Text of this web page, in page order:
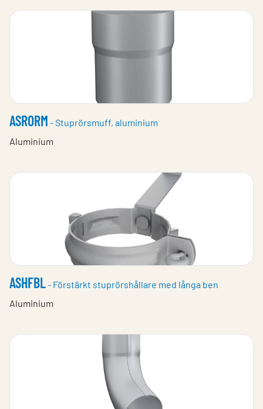
ASRORM - Stuprörsmuff, aluminium
Aluminium
ASHFBL- Förstärkt stuprörshållare med långa ben
Aluminium